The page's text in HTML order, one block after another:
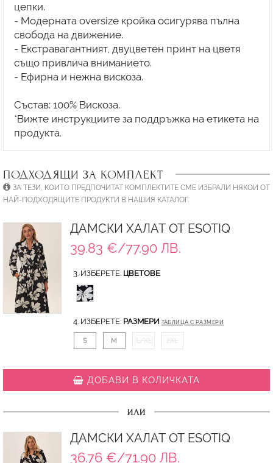
цепки.
- Модерната oversize кройка осигурява пълна
свобода на движение.
- Екстравагантният, двуцветен принт на цветя
също привлича вниманието.
- Ефирна и нежна вискоза.
Състав: 100% Вискоза.
*Вижте инструкциите за поддръжка на етикета на
продукта.
ПОДХОДЯЩИ ЗА КОМПЛЕКТ
ЗА ТЕЗИ, КОИТО ПРЕДПОЧИТАТ КОМПЛЕКТИТЕ СМЕ ИЗБРАЛИ НЯКОИ ОТ
НАЙ-ПОДХОДЯЩИТЕ ПРОДУКТИ В НАШИЯ КАТАЛОГ.
ДАМСКИ ХАЛАТ ОТ ESOTIQ
39.83 €/77.90 ЛВ.
3. ИЗБЕРЕТЕ: ЦВЕТОВЕ
4. ИЗБЕРЕТЕ: РАЗМЕРИ ТАБЛИЦА С РАЗМЕРИ
S M L/XL 2XL
ДОБАВИ В КОЛИЧКАТА
ИЛИ
ДАМСКИ ХАЛАТ ОТ ESOTIQ
36.76 €/71.90 ЛВ.